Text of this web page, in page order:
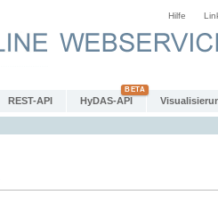
Hilfe
REST-API HyDAS-API